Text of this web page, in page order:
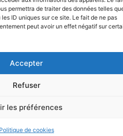
permettra de traiter des données telles
ID uniques sur ce site. Le fait de ne pas
peut avoir un effet négatif sur
Accepter
Refuser
les préférences
Politique de cookies